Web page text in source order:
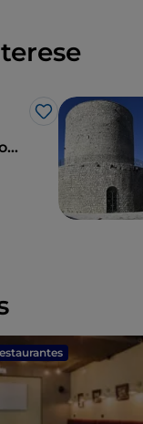
Me gusta